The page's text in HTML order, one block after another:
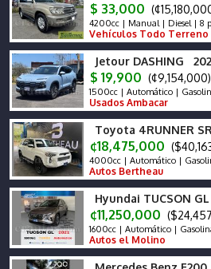
$ 33,000
4200cc | Manual | Diesel | 8
Vehículos Todo Terreno
Jetour DASHING
$ 19,900
1500cc | Automático |
Usados Ambacar
Toyota 4RUNNER
¢18,475,000
4000cc | Automático |
Autos Bertheau
Hyundai TUCSON
¢11,250,000
1600cc | Automático |
Autos el Molino